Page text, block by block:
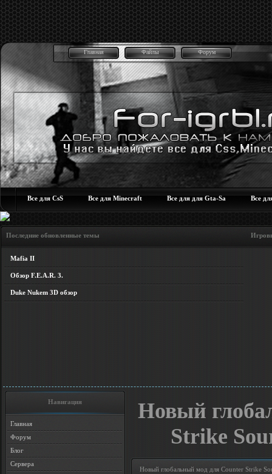
Главная Файлы Форум
Все для CsS Все для Minecraft Все для для Gta-Sa Все
Последние обновленные темы Игровые
Mafia II
Обзор F.E.A.R. 3.
Duke Nukem 3D обзор
Навигация
Главная
Форум
Блог
Сервера
Новый
Strike
Новый глобальный мод для Counter Strike